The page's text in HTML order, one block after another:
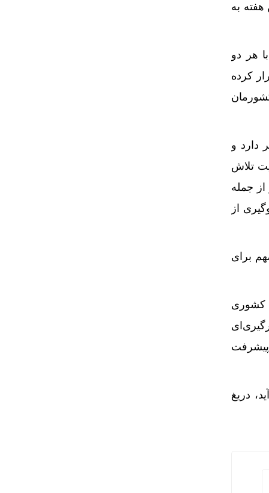
ترکیه به سیاست جدید امارات در قبال سوریه
به
هر دو
برقرار کرده
دارد و
تلاش
جمله
از
برای
کشوری
دریغ